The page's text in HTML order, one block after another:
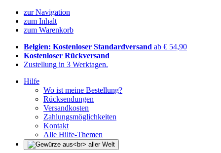
zur Navigation
zum Inhalt
zum Warenkorb
Belgien: Kostenloser Standardversand ab € 54,90
Kostenloser Rückversand
Zustellung in 3 Werktagen.
Hilfe
Wo ist meine Bestellung?
Rücksendungen
Versandkosten
Zahlungsmöglichkeiten
Kontakt
Alle Hilfe-Themen